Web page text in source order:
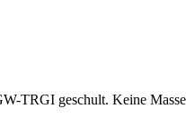
TRGI geschult. Keine